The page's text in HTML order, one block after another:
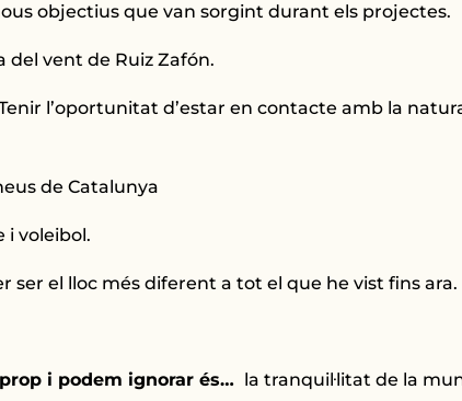
objectius que van sorgint durant els projectes.
del vent de Ruiz Zafón.
l’oportunitat d’estar en contacte amb la
de Catalunya
i voleibol.
ser el lloc més diferent a tot el que he vist fins ara.
i podem ignorar és… la tranquil·litat de la